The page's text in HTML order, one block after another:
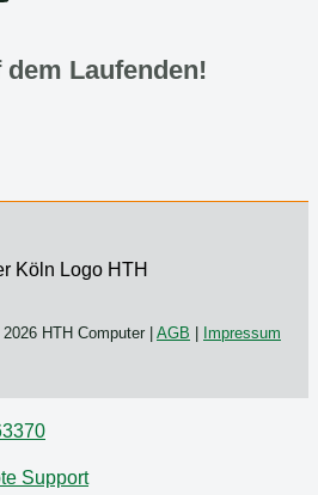
Laufenden!
HTH Computer |AGB | Impressum
Support